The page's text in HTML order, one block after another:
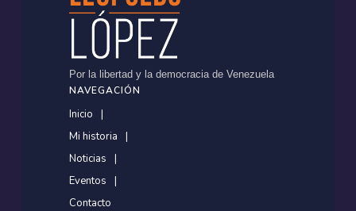
Por la libertad y la democracia de Venezuela
NAVEGACIÓN
Inicio
Mi historia
Noticias
Eventos
Contacto